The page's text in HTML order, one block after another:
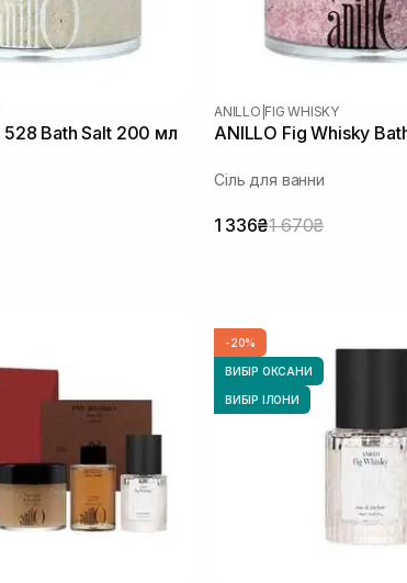
Bath Salt 200 мл
ANILLO FIG WHISKY
ANILLO Fig Whisky
Сіль для ванни
1 336₴1 670₴
-20%
ВИБІР ОКСАНИ
ВИБІР ІЛОНИ